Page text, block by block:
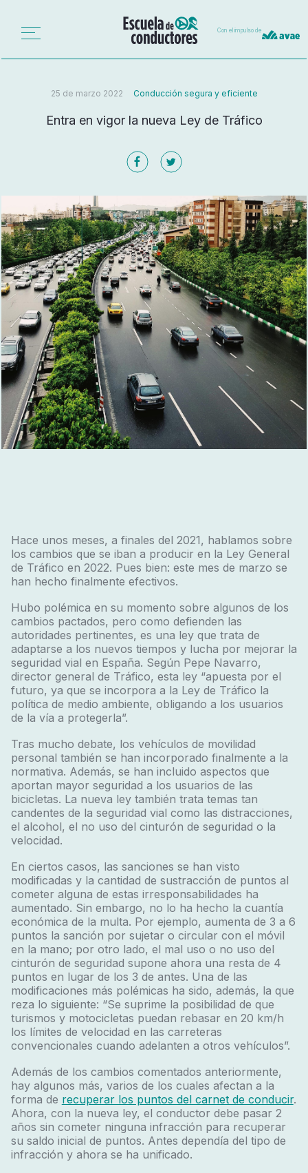
Con el impulso de
25 de marzo 2022 Conducción segura y eficiente
Entra en vigor la nueva Ley de Tráfico
Hace unos meses, a finales del 2021, hablamos sobre
los cambios que se iban a producir en la Ley General
de Tráfico en 2022. Pues bien: este mes de marzo se
han hecho finalmente efectivos.
Hubo polémica en su momento sobre algunos de los
cambios pactados, pero como defienden las
autoridades pertinentes, es una ley que trata de
adaptarse a los nuevos tiempos y lucha por mejorar la
seguridad vial en España. Según Pepe Navarro,
director general de Tráfico, esta ley “apuesta por el
futuro, ya que se incorpora a la Ley de Tráfico la
política de medio ambiente, obligando a los usuarios
de la vía a protegerla”.
Tras mucho debate, los vehículos de movilidad
personal también se han incorporado finalmente a la
normativa. Además, se han incluido aspectos que
aportan mayor seguridad a los usuarios de las
bicicletas. La nueva ley también trata temas tan
candentes de la seguridad vial como las distracciones,
el alcohol, el no uso del cinturón de seguridad o la
velocidad.
En ciertos casos, las sanciones se han visto
modificadas y la cantidad de sustracción de puntos al
cometer alguna de estas irresponsabilidades ha
aumentado. Sin embargo, no lo ha hecho la cuantía
económica de la multa. Por ejemplo, aumenta de 3 a 6
puntos la sanción por sujetar o circular con el móvil
en la mano; por otro lado, el mal uso o no uso del
cinturón de seguridad supone ahora una resta de 4
puntos en lugar de los 3 de antes. Una de las
modificaciones más polémicas ha sido, además, la que
reza lo siguiente: “Se suprime la posibilidad de que
turismos y motocicletas puedan rebasar en 20 km/h
los límites de velocidad en las carreteras
convencionales cuando adelanten a otros vehículos”.
Además de los cambios comentados anteriormente,
hay algunos más, varios de los cuales afectan a la
forma de recuperar los puntos del carnet de conducir.
Ahora, con la nueva ley, el conductor debe pasar 2
años sin cometer ninguna infracción para recuperar
su saldo inicial de puntos. Antes dependía del tipo de
infracción y ahora se ha unificado.